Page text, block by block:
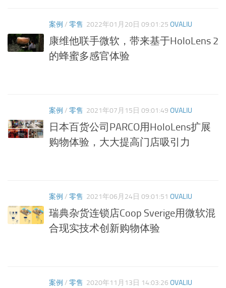
案例 / 零售 2022年01月20日 09:01:25 OVALIU
康维他联手微软，带来基于HoloLens 2
的蜂蜜多感官体验
案例 / 零售 2021年07月15日 09:01:49 OVALIU
日本百货公司PARCO用HoloLens扩展
购物体验，大大提高门店吸引力
案例 / 零售 2021年06月24日 09:01:51 OVALIU
瑞典杂货连锁店Coop Sverige用微软混
合现实技术创新购物体验
案例 / 零售 2020年11月13日 14:03:26 OVALIU